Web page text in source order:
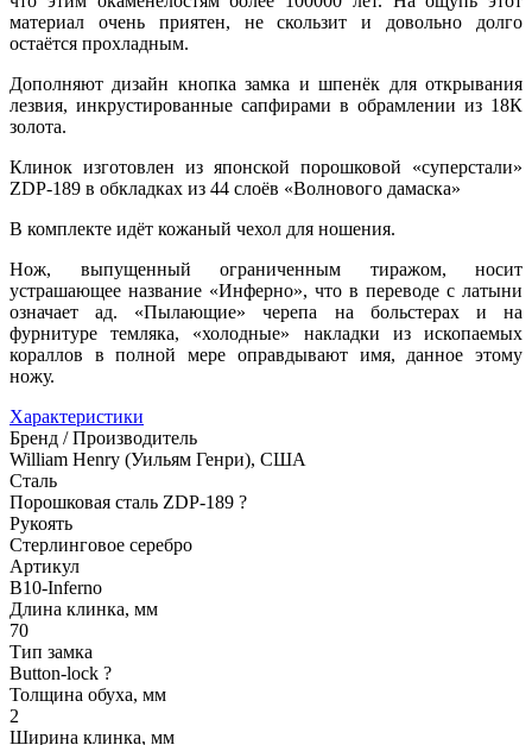
материал очень приятен, не скользит и довольно долго
остаётся прохладным.
Дополняют дизайн кнопка замка и шпенёк для открывания
лезвия, инкрустированные сапфирами в обрамлении из 18К
золота.
Клинок изготовлен из японской порошковой «суперстали»
ZDP-189 в обкладках из 44 слоёв «Волнового дамаска»
В комплекте идёт кожаный чехол для ношения.
Нож, выпущенный ограниченным тиражом, носит
устрашающее название «Инферно», что в переводе с латыни
означает ад. «Пылающие» черепа на больстерах и на
фурнитуре темляка, «холодные» накладки из ископаемых
кораллов в полной мере оправдывают имя, данное этому
ножу.
Характеристики
Бренд / Производитель
William Henry (Уильям Генри), США
Сталь
Порошковая сталь ZDP-189 ?
Рукоять
Стерлинговое серебро
Артикул
B10-Inferno
Длина клинка, мм
70
Тип замка
Button-lock ?
Толщина обуха, мм
2
Ширина клинка, мм